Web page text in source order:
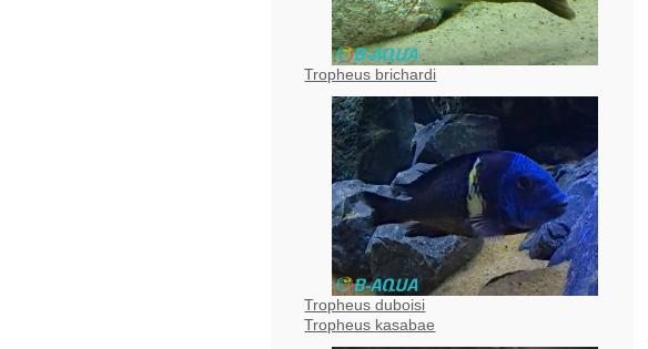
Tropheus brichardi
Tropheus duboisi
Tropheus kasabae